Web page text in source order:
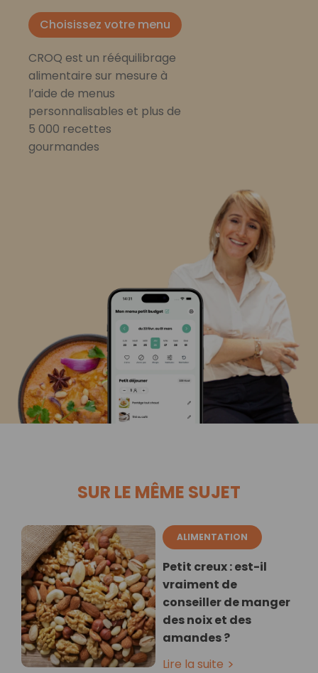
Choisissez votre menu
CROQ est un rééquilibrage
alimentaire sur mesure à
l’aide de menus
personnalisables et plus de
5 000 recettes
gourmandes
SUR LE MÊME SUJET
ALIMENTATION
Petit creux : est-il
vraiment de
conseiller de manger
des noix et des
amandes ?
Lire la suite